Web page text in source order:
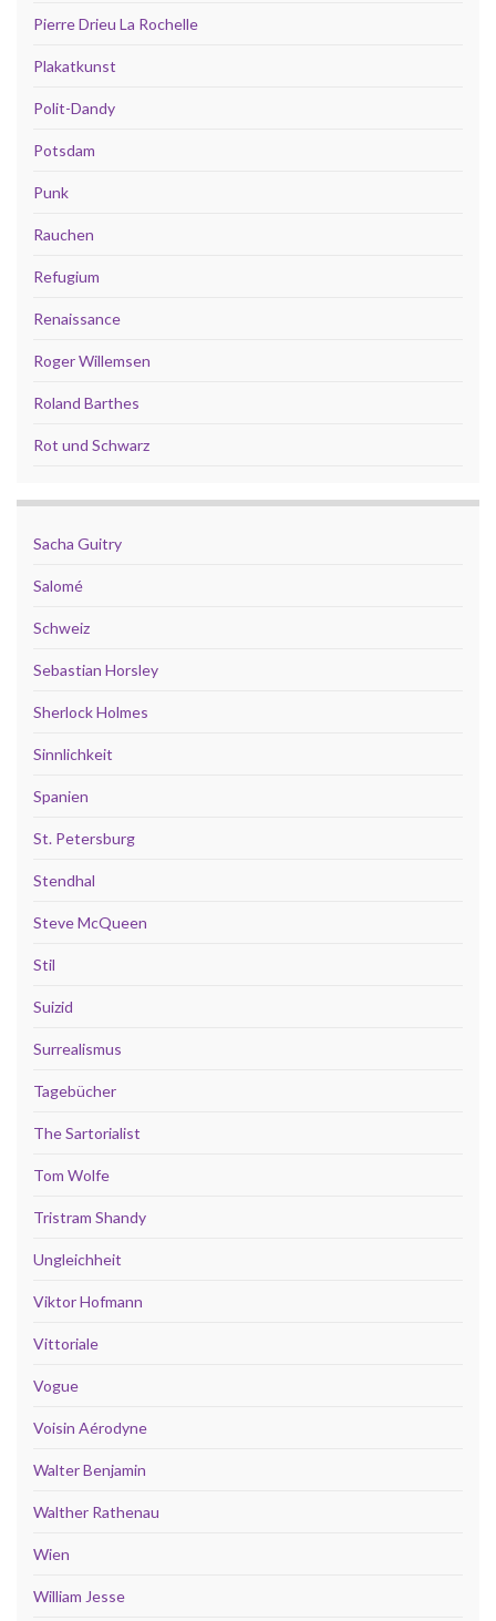
Pierre Drieu La Rochelle
Plakatkunst
Polit-Dandy
Potsdam
Punk
Rauchen
Refugium
Renaissance
Roger Willemsen
Roland Barthes
Rot und Schwarz
Sacha Guitry
Salomé
Schweiz
Sebastian Horsley
Sherlock Holmes
Sinnlichkeit
Spanien
St. Petersburg
Stendhal
Steve McQueen
Stil
Suizid
Surrealismus
Tagebücher
The Sartorialist
Tom Wolfe
Tristram Shandy
Ungleichheit
Viktor Hofmann
Vittoriale
Vogue
Voisin Aérodyne
Walter Benjamin
Walther Rathenau
Wien
William Jesse